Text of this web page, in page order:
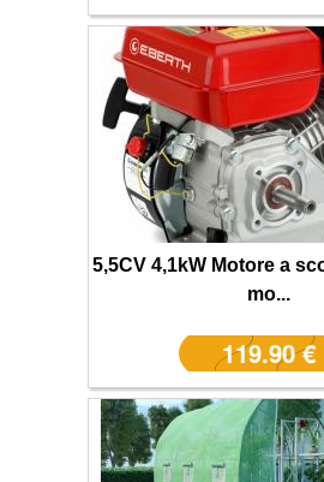
5,5CV 4,1kW Motore a
mo...
119.90 €